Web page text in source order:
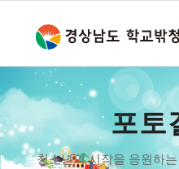
포토
청소년의 시작을 응원하